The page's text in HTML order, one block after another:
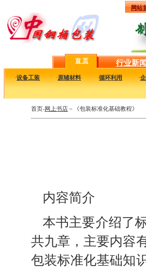
网站
首 页 行业新
·设备工装 ·原辅材料 ·循环利用 ·
首页-网上书店 －《包装标准化基础教程》
内容简介
本书主要介绍了
共九章，主要内容
包装标准化基础知